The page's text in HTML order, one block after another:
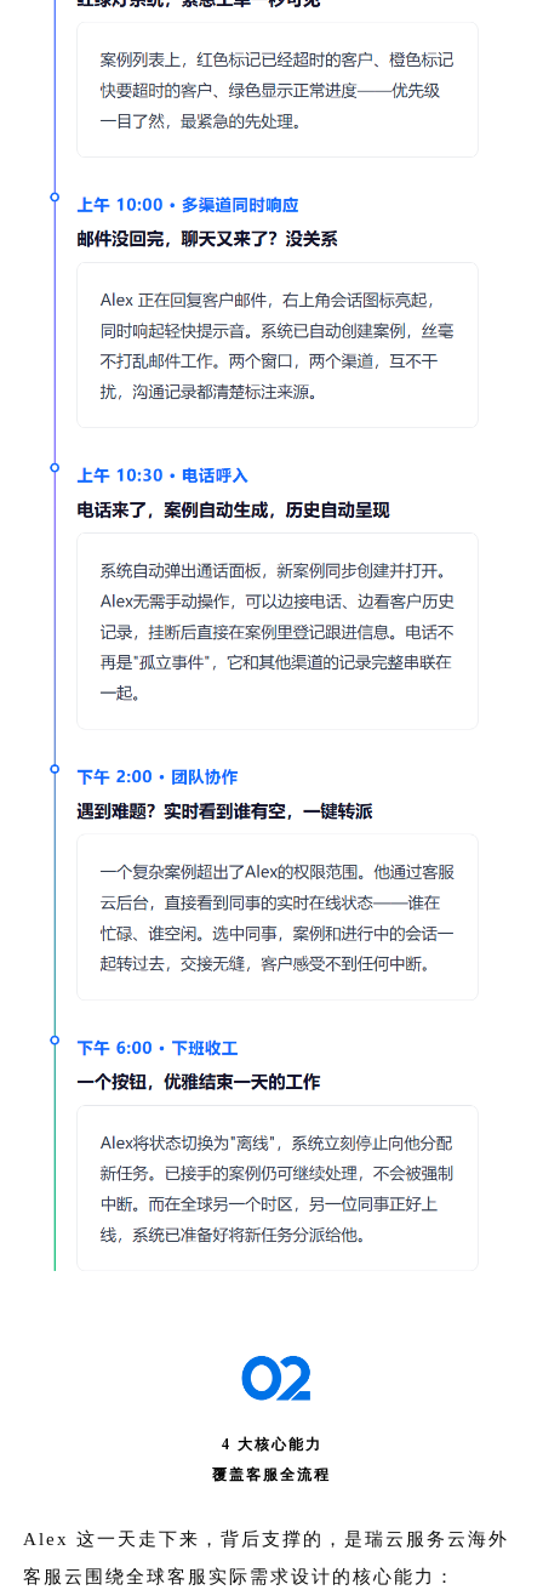
4 大核心能力
覆盖客服全流程
Alex 这一天走下来，背后支撑的，是瑞云服务云海外
客服云围绕全球客服实际需求设计的核心能力：